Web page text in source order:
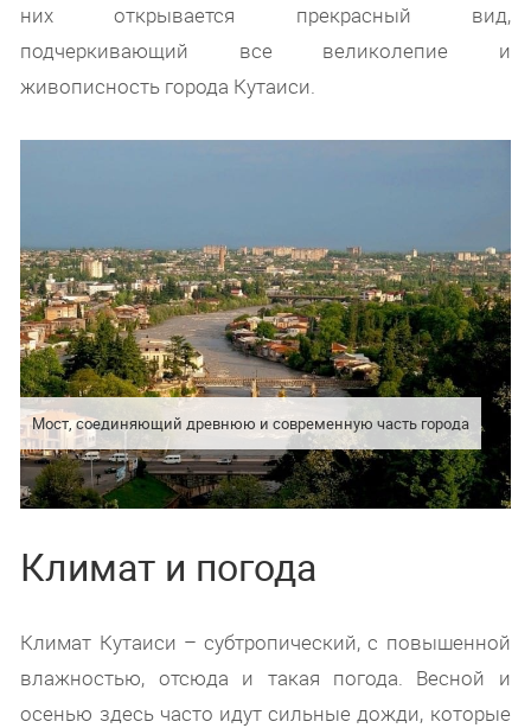
них открывается прекрасный вид,
подчеркивающий все великолепие и
живописность города Кутаиси.
Мост, соединяющий древнюю и современную часть города
Климат и погода
Климат Кутаиси – субтропический, с повышенной
влажностью, отсюда и такая погода. Весной и
осенью здесь часто идут сильные дожди, которые